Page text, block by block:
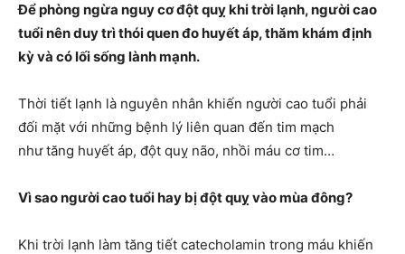
Để phòng ngừa nguy cơ đột quỵ khi trời lạnh, người cao
tuổi nên duy trì thói quen đo huyết áp, thăm khám định
kỳ và có lối sống lành mạnh.
Thời tiết lạnh là nguyên nhân khiến người cao tuổi phải
đối mặt với những bệnh lý liên quan đến tim mạch
như tăng huyết áp, đột quỵ não, nhồi máu cơ tim…
Vì sao người cao tuổi hay bị đột quỵ vào mùa đông?
Khi trời lạnh làm tăng tiết catecholamin trong máu khiến